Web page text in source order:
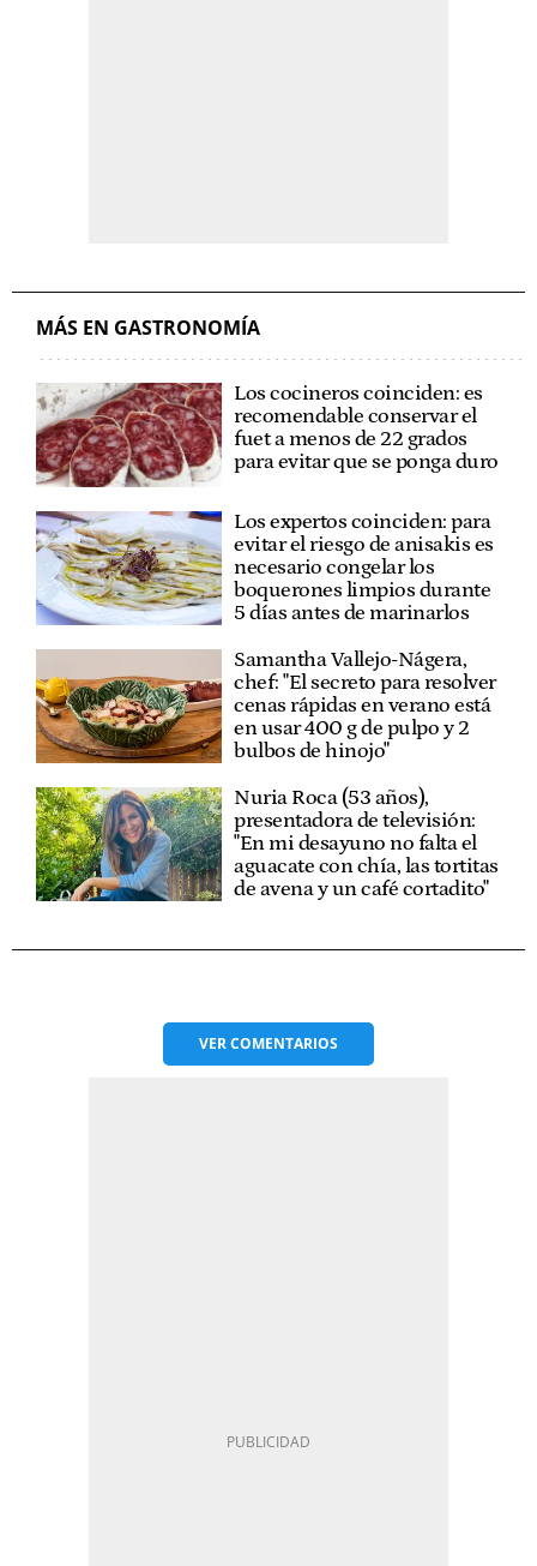
MÁS EN GASTRONOMÍA
Los cocineros coinciden: es
recomendable conservar el
fuet a menos de 22 grados
para evitar que se ponga duro
Los expertos coinciden: para
evitar el riesgo de anisakis es
necesario congelar los
boquerones limpios durante
5 días antes de marinarlos
Samantha Vallejo-Nágera,
chef: "El secreto para resolver
cenas rápidas en verano está
en usar 400 g de pulpo y 2
bulbos de hinojo"
Nuria Roca (53 años),
presentadora de televisión:
"En mi desayuno no falta el
aguacate con chía, las tortitas
de avena y un café cortadito"
VERCOMENTARIOS